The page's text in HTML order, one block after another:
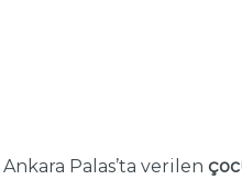
Palas’ta verilen